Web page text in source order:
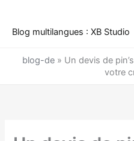
springen
Blog multilangues : XB Studio
blog-de» Un devis de
votre